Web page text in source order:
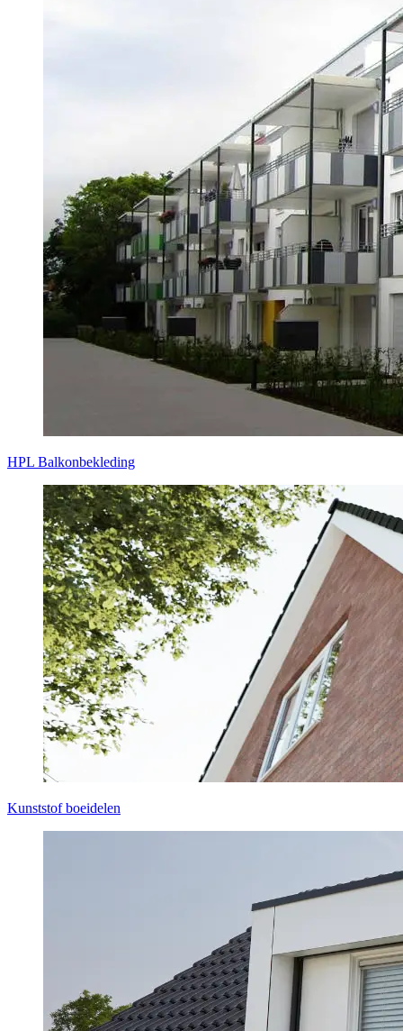
HPL Balkonbekleding
Kunststof boeidelen